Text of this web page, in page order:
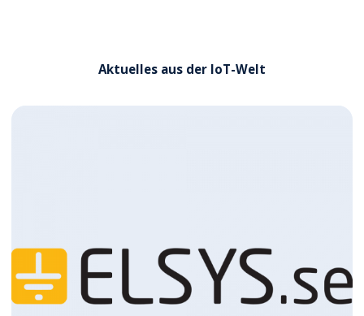
Aktuelles aus der IoT-Welt